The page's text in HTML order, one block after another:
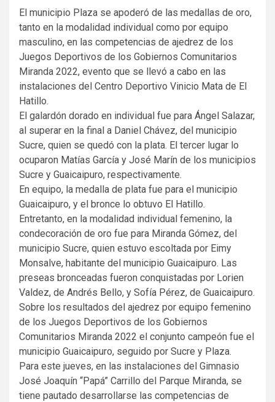
El municipio Plaza se apoderó de las medallas de oro,
tanto en la modalidad individual como por equipo
masculino, en las competencias de ajedrez de los
Juegos Deportivos de los Gobiernos Comunitarios
Miranda 2022, evento que se llevó a cabo en las
instalaciones del Centro Deportivo Vinicio Mata de El
Hatillo.
El galardón dorado en individual fue para Ángel Salazar,
al superar en la final a Daniel Chávez, del municipio
Sucre, quien se quedó con la plata. El tercer lugar lo
ocuparon Matías García y José Marín de los municipios
Sucre y Guaicaipuro, respectivamente.
En equipo, la medalla de plata fue para el municipio
Guaicaipuro, y el bronce lo obtuvo El Hatillo.
Entretanto, en la modalidad individual femenino, la
condecoración de oro fue para Miranda Gómez, del
municipio Sucre, quien estuvo escoltada por Eimy
Monsalve, habitante del municipio Guaicaipuro. Las
preseas bronceadas fueron conquistadas por Lorien
Valdez, de Andrés Bello, y Sofía Pérez, de Guaicaipuro.
Sobre los resultados del ajedrez por equipo femenino
de los Juegos Deportivos de los Gobiernos
Comunitarios Miranda 2022 el conjunto campeón fue el
municipio Guaicaipuro, seguido por Sucre y Plaza.
Para este jueves, en las instalaciones del Gimnasio
José Joaquín “Papá” Carrillo del Parque Miranda, se
tiene pautado desarrollarse las competencias de